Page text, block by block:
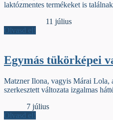
laktózmentes termékeket is
11 július
Olvasd el!
Egymás tükörképei
Matzner Ilona, vagyis Márai Lola,
szerkesztett változata izgalmas
7 július
Olvasd el!